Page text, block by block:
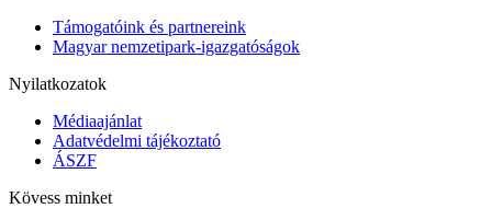
Támogatóink és partnereink
Magyar nemzetipark-igazgatóságok
Nyilatkozatok
Médiaajánlat
Adatvédelmi tájékoztató
ÁSZF
Kövess minket